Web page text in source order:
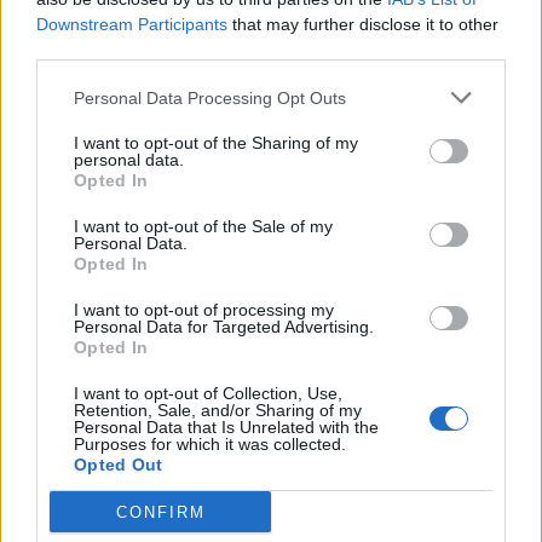
Downstream Participants that may further disclose it to other
Personal Data Processing Opt Outs
I want to opt-out of the Sharing of my
personal data.
Opted In
I want to opt-out of the Sale of my
Personal Data.
Opted In
I want to opt-out of processing my
Personal Data for Targeted Advertising.
Opted In
I want to opt-out of Collection, Use,
Retention, Sale, and/or Sharing of my
Personal Data that Is Unrelated with the
Purposes for which it was collected.
Opted Out
CONFIRM
12:18
Labda helyett ecset: szuperhősökkel népesítette be
egykori iskolája falát a bajnok kézilabdázó
Brit Nagydíj és focimeccsek – vasárnap a tévében
Szabó István: négy vereség után egyre nehezebb, de
jönni fognak a jó eredmények
A gól már összejött, az áttörés még nem az FK-nak
(videóval)
14:55
Tesztmeccsen legyőzte első bajnoki ellenfelét az FK
Csíkszereda női focicsapata